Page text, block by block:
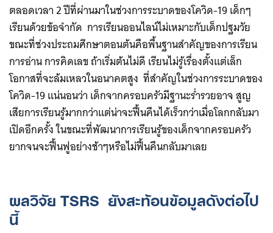
Search
for:
ตลอดเวลา 2 ปีที่ผ่านมาในช่วงการระบาดของโควิด-19 เด็กๆ
เรียนด้วยข้อจำกัด การเรียนออนไลน์ไม่เหมาะกับเด็กปฐมวัย
ขณะที่ช่วงประถมศึกษาตอนต้นคือพื้นฐานสำคัญของการเรียน
การอ่าน การคิดเลข ถ้าเริ่มต้นไม่ดี เรียนไม่รู้เรื่องตั้งแต่เล็ก
โอกาสที่จะล้มเหลวในอนาคตสูง ที่สำคัญในช่วงการระบาดของ
โควิด-19 แน่นอนว่า เด็กจากครอบครัวมีฐานะร่ำรวยอาจ สูญ
เสียการเรียนรู้มากกว่าแต่น่าจะฟื้นคืนได้เร็วกว่าเมื่อโลกกลับมา
เปิดอีกครั้ง ในขณะที่พัฒนาการเรียนรู้ของเด็กจากครอบครัว
ยากจนจะฟื้นฟูอย่างช้าๆหรือไม่ฟื้นคืนกลับมาเลย
ผลวิจัย TSRS ยังสะท้อนข้อมูลดังต่อไป
นี้